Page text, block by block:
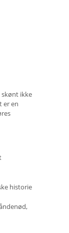
skønt ikke
er en
historie